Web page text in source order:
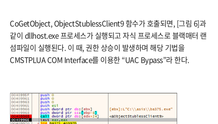
CoGetObject, ObjectStublessClient9 함수가 호출되면, [그림 6]과
같이 dllhost.exe 프로세스가 실행되고 자식 프로세스로 블랙매터 랜
섬파일이 실행된다. 이 때, 권한 상승이 발생하며 해당 기법을
CMSTPLUA COM Interface를 이용한 “UAC Bypass”라 한다.